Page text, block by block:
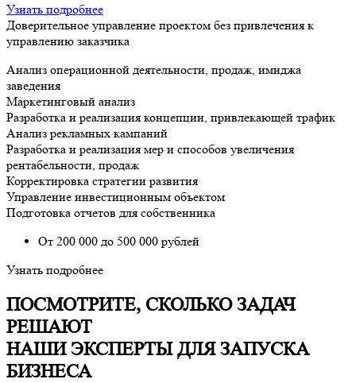
Узнать подробнее
Доверительное управление проектом без привлечения к
управлению заказчика
Анализ операционной деятельности, продаж, имиджа
заведения
Маркетинговый анализ
Разработка и реализация концепции, привлекающей трафик
Анализ рекламных кампаний
Разработка и реализация мер и способов увеличения
рентабельности, продаж
Корректировка стратегии развития
Управление инвестиционным объектом
Подготовка отчетов для собственника
От 200 000 до 500 000 рублей
Узнать подробнее
ПОСМОТРИТЕ, СКОЛЬКО ЗАДАЧ
РЕШАЮТ
НАШИ ЭКСПЕРТЫ ДЛЯ ЗАПУСКА
БИЗНЕСА